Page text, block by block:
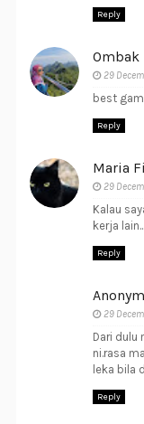
Reply
Ombak
29
best
Reply
Maria
29
Kalau
kerja
Reply
29
Dari dulu
ni.rasa
leka bila
Reply